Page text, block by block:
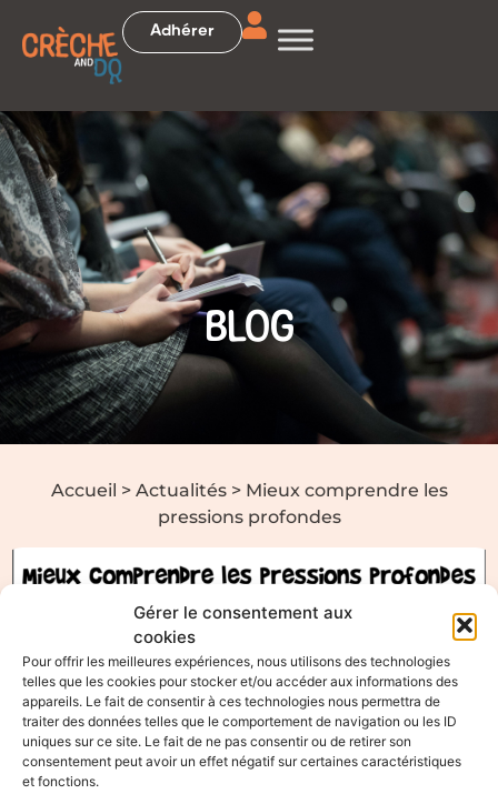
Gérer le consentement aux
cookies
Pour offrir les meilleures expériences, nous utilisons des technologies
telles que les cookies pour stocker et/ou accéder aux informations des
appareils. Le fait de consentir à ces technologies nous permettra de
traiter des données telles que le comportement de navigation ou les ID
uniques sur ce site. Le fait de ne pas consentir ou de retirer son
consentement peut avoir un effet négatif sur certaines caractéristiques
et fonctions.
Adhérer
BLOG
Accueil > Actualités> Mieux comprendre les
pressions profondes